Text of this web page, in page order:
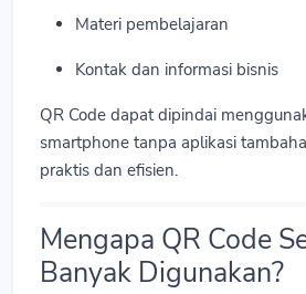
Materi pembelajaran
Kontak dan informasi bisnis
QR Code dapat dipindai
smartphone tanpa aplikasi
praktis dan efisien.
Mengapa QR Code
Banyak Digunakan?